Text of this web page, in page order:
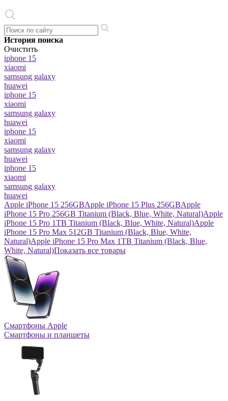
История поиска
Очистить
iphone 15
xiaomi
samsung galaxy
huawei
iphone 15
xiaomi
samsung galaxy
huawei
iphone 15
xiaomi
samsung galaxy
huawei
iphone 15
xiaomi
samsung galaxy
huawei
Apple iPhone 15 256GBApple iPhone 15 Plus 256GBApple
iPhone 15 Pro 256GB Titanium (Black, Blue, White, Natural)Apple
iPhone 15 Pro 1TB Titanium (Black, Blue, White, Natural)Apple
iPhone 15 Pro Max 512GB Titanium (Black, Blue, White,
Natural)Apple iPhone 15 Pro Max 1TB Titanium (Black, Blue,
White, Natural)Показать все товары
Смартфоны Apple
Смартфоны и планшеты